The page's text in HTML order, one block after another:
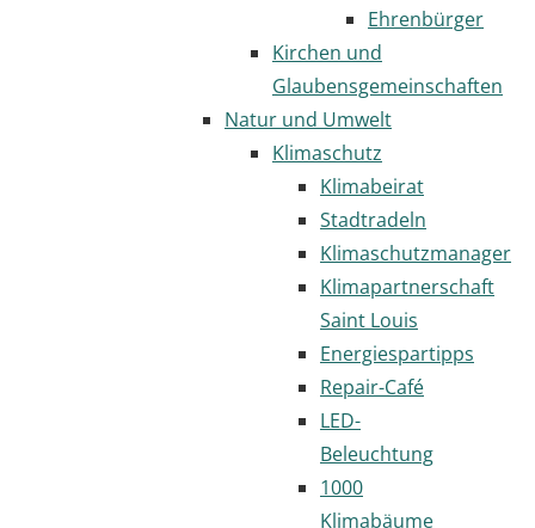
Ehrenbürger
Kirchen und
Glaubensgemeinschaften
Natur und Umwelt
Klimaschutz
Klimabeirat
Stadtradeln
Klimaschutzmanager
Klimapartnerschaft
Saint Louis
Energiespartipps
Repair-Café
LED-
Beleuchtung
1000
Klimabäume